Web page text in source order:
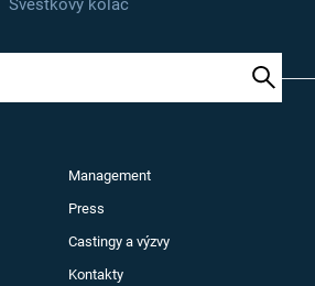
Management
Press
Castingy a výzvy
Kontakty